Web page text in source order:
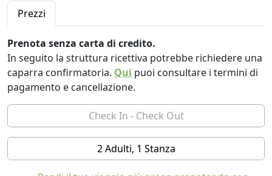
"VACATION HOUSE" è membro della Ecological
Recysling Society, attraverso l'azione di ZERO WASTE
FUTURE per le aziende HORECA in Grecia.
Ci è stato assegnato il "DISTINZIONE D'ORO"
per le nostre prestazioni nella gestione dei rifiuti, nel
risparmio energetico e idrico e negli appalti sostenibili.
E la "PERFOMANCE D'ORO"
per le nostre prestazioni nel campo della gestione dei
rifiuti, per le nostre prestazioni nella Prevenzione,
Riutilizzo e Riciclo/Compostaggio.
"VACATION HOUSE" offre tre alloggi privati: un
Prezzi
Prenota senza carta di credito.
In seguito la struttura ricettiva potrebbe richiedere una
caparra confirmatoria. Qui puoi consultare i termini di
pagamento e cancellazione.
2 Adulti, 1 Stanza